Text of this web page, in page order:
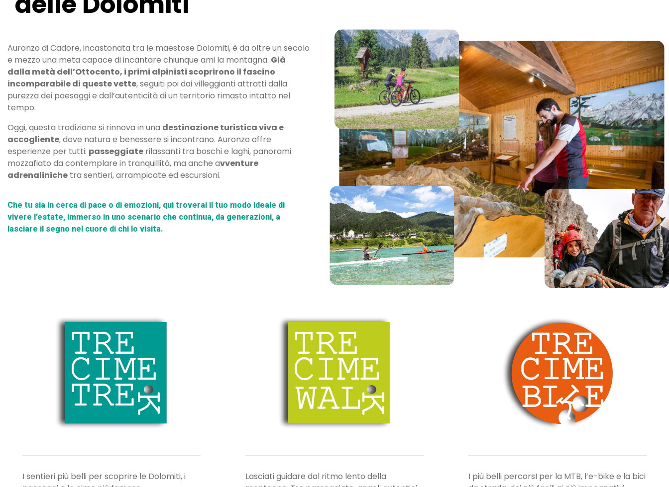
Auronzo di Cadore, incastonata tra le maestose Dolomiti, è da oltre un secolo
e mezzo una meta capace di incantare chiunque ami la montagna. Già
dalla metà dell’Ottocento, i primi alpinisti scoprirono il fascino
incomparabile di queste vette, seguiti poi dai villeggianti attratti dalla
purezza dei paesaggi e dall’autenticità di un territorio rimasto intatto nel
tempo.
Oggi, questa tradizione si rinnova in una destinazione turistica viva e
accogliente, dove natura e benessere si incontrano. Auronzo offre
esperienze per tutti: passeggiate rilassanti tra boschi e laghi, panorami
mozzafiato da contemplare in tranquillità, ma anche avventure
adrenaliniche tra sentieri, arrampicate ed escursioni.
Che tu sia in cerca di pace o di emozioni, qui troverai il tuo modo ideale di
vivere l’estate, immerso in uno scenario che continua, da generazioni, a
lasciare il segno nel cuore di chi lo visita.
I sentieri più belli per scoprire le Dolomiti, i
Lasciati guidare dal ritmo lento della
I più belli percorsI per la MTB, l’e-bike e la bici